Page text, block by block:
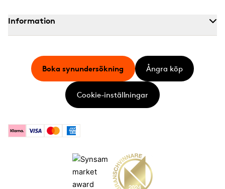
Information
KlarnaVisa MastercardAmerican Express
Boka synundersökning Ångra köp
Cookie-inställningar